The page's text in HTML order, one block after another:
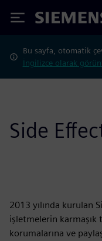
Siemens
Bu sayfa, otomatik
İngilizce olarak
Side
2013 yılında kurulan
işletmelerin karmaşık
korumalarına ve